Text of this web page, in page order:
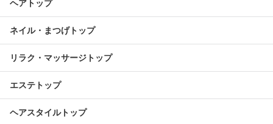
ヘアトップ
ネイル・まつげトップ
リラク・マッサージトップ
エステトップ
ヘアスタイルトップ